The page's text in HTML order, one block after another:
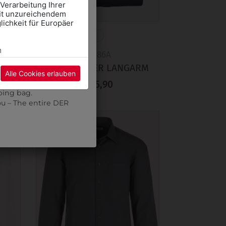
37886A
HEMD JASPER LANGARM
€ 55,90
Ihrer
unzureichendem
für Europäer
Alle Cookies erlauben
WALTER Team
may be a wait.
bag.
– The entire DER